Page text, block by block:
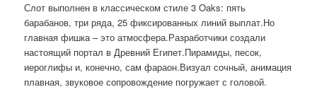
Слот выполнен в классическом стиле 3 Oaks: пять
барабанов, три ряда, 25 фиксированных линий выплат.Но
главная фишка – это атмосфера.Разработчики создали
настоящий портал в Древний Египет.Пирамиды, песок,
иероглифы и, конечно, сам фараон.Визуал сочный, анимация
плавная, звуковое сопровождение погружает с головой.